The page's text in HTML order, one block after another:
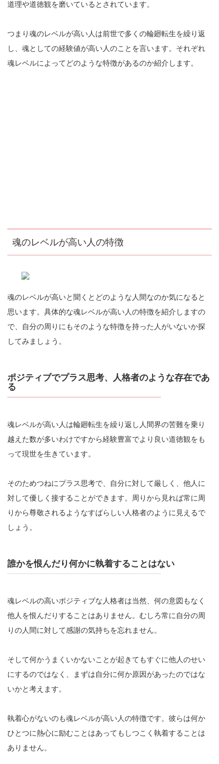
道理や道徳観を磨いているとされています。
つまり魂のレベルが高い人は前世で多くの輪廻転生を繰り返
し、魂としての経験値が高い人のことを言います。それぞれ
魂レベルによってどのような特徴があるのか紹介します。
魂のレベルが高い人の特徴
魂のレベルが高いと聞くとどのような人間なのか気になると
思います。具体的な魂レベルが高い人の特徴を紹介しますの
で、自分の周りにもそのような特徴を持った人がいないか探
してみましょう。
ポジティブでプラス思考、人格者のような存在であ
る
魂レベルが高い人は輪廻転生を繰り返し人間界の苦難を乗り
越えた数が多いわけですから経験豊富でより良い道徳観をも
って現世を生きています。
そのためつねにプラス思考で、自分に対して厳しく、他人に
対して優しく接することができます。周りから見れば常に周
りから尊敬されるようなすばらしい人格者のように見えるで
しょう。
誰かを恨んだり何かに執着することはない
魂レベルの高いポジティブな人格者は当然、何の意図もなく
他人を恨んだりすることはありません。むしろ常に自分の周
りの人間に対して感謝の気持ちを忘れません。
そして何かうまくいかないことが起きてもすぐに他人のせい
にするのではなく、まずは自分に何か原因があったのではな
いかと考えます。
執着心がないのも魂レベルが高い人の特徴です。彼らは何か
ひとつに熱心に励むことはあってもしつこく執着することは
ありません。